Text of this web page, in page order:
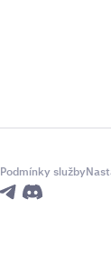
Podmínky služby